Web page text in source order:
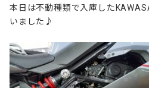
本日は不動種類で入庫した
いました♪